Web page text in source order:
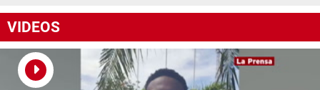
VIDEOS